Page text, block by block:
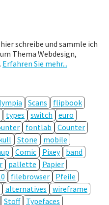
schreibe und sammle ich
Thema Webdesign,
Erfahren Sie mehr...
Scans
flipbook
types switch
euro
fontlab
Counter
Stone
mobile
Comic Pixey
band
pallette
Papier
filebrowser
Pfeile
alternatives
wireframe
Stoff
Typefaces